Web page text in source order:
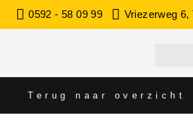
0592 - 58 09 99 Vriezerweg 6,
Terug naar overzicht